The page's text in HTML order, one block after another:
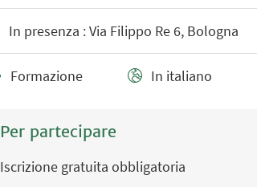
In presenza : Via Filippo Re 6, Bologna
Formazione In italiano
Per partecipare
Iscrizione gratuita obbligatoria